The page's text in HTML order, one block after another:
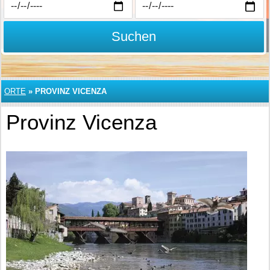
Suchen
ORTE » PROVINZ VICENZA
Provinz Vicenza